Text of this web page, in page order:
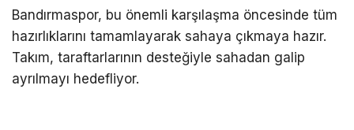
Bandırmaspor, bu önemli karşılaşma öncesinde tüm
hazırlıklarını tamamlayarak sahaya çıkmaya hazır.
Takım, taraftarlarının desteğiyle sahadan galip
ayrılmayı hedefliyor.